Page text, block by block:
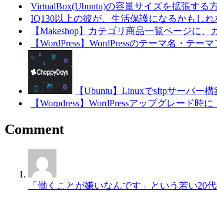
VirtualBox(Ubuntu)の容量サイズを拡張する
IQ130以上の彼が、生活保護になるかもし
【Makeshop】カテゴリ商品一覧ページに
【WordPress】WordPressのテーマ名・テー
【Ubuntu】Linuxでsftpサーバー
【Worpdress】WordPressアップグレード
Comment
「働くことが嫌いなんです」という若い20